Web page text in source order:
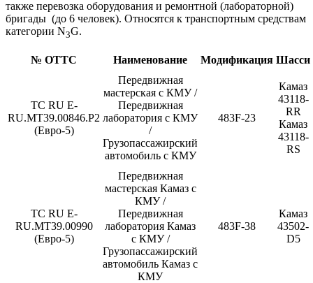
также перевозка оборудования и ремонтной (лабораторной)
бригады (до 6 человек). Относятся к транспортным средствам
категории N3G.
№ ОТТС Наименование Модификация Шасси
ТС RU Е-
RU.МТ39.00846.Р2
(Евро-5)
Передвижная
мастерская с КМУ /
Передвижная
лаборатория с КМУ
/
Грузопассажирский
автомобиль с КМУ
483F-23
Камаз
43118-
RR
Камаз
43118-
RS
ТС RU Е-
RU.МТ39.00990
(Евро-5)
Передвижная
мастерская Камаз с
КМУ /
Передвижная
лаборатория Камаз
с КМУ /
Грузопассажирский
автомобиль Камаз с
КМУ
483F-38
Камаз
43502-
D5